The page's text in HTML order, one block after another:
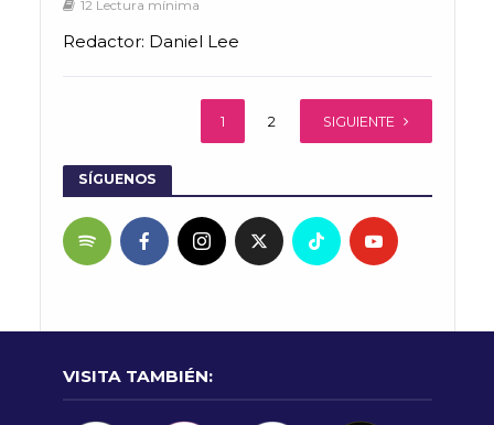
12 Lectura mínima
Redactor: Daniel Lee
1 2 SIGUIENTE
SÍGUENOS
VISITA TAMBIÉN: